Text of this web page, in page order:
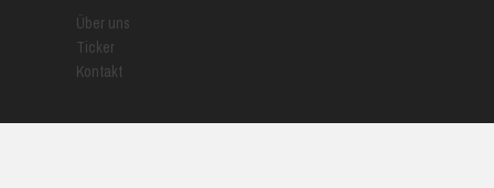
Über uns
Ticker
Kontakt